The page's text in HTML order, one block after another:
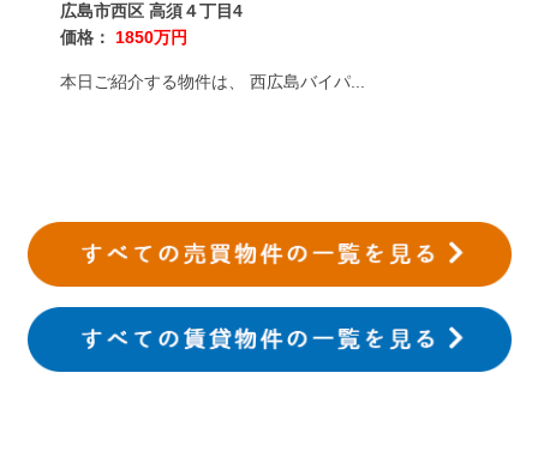
広島市西区 高須４丁目4
価格： 1850万円
本日ご紹介する物件は、 西広島バイパ...